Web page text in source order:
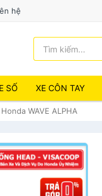
hệ
SỐ XE CÔN TAY
WAVE ALPHA